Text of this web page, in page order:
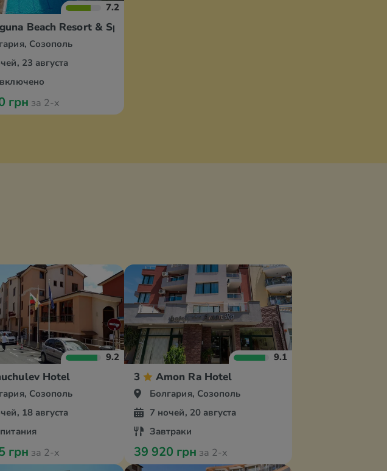
7.2
Beach Resort & Spa
Созополь
23 августа
грн за 2-х
9.2
Hotel
Созополь
18 августа
грн за 2-х
9.1
3 Amon Ra Hotel
Болгария, Созополь
7 ночей, 20 августа
Завтраки
39 920 грн за 2-х